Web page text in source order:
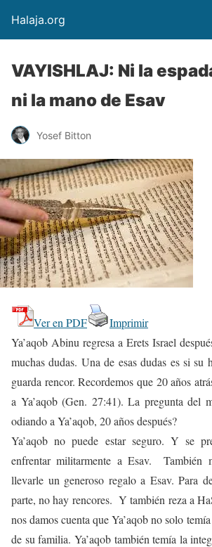
Halaja.org
VAYISHLAJ: Ni la
ni la mano de Esav
Yosef Bitton
Ver en PDF
Imprimir
Ya’aqob Abinu regresa a Erets Israel
muchas dudas. Una de esas dudas es si su
guarda rencor. Recordemos que 20 años
a Ya’aqob (Gen. 27:41). La pregunta del
odiando a Ya’aqob, 20 años después?
Ya’aqob no puede estar seguro. Y se
enfrentar militarmente a Esav. También
llevarle un generoso regalo a Esav. Para
parte, no hay rencores. Y también reza a
nos damos cuenta que Ya’aqob no solo
de su familia. Ya’aqob también temía la